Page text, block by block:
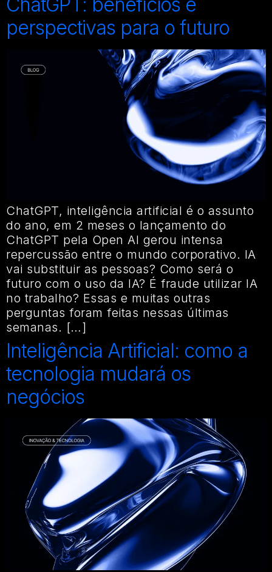
perspectivas para o futuro
ChatGPT, inteligência artificial é o assunto
do ano, em 2 meses o lançamento do
ChatGPT pela Open AI gerou intensa
repercussão entre o mundo corporativo. IA
vai substituir as pessoas? Como será o
futuro com o uso da IA? É fraude utilizar IA
no trabalho? Essas e muitas outras
perguntas foram feitas nessas últimas
semanas. […]
Inteligência Artificial: como a
tecnologia mudará os
negócios